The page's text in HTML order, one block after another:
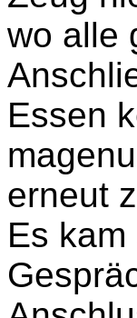
wo alle
Essen
erneut
Es